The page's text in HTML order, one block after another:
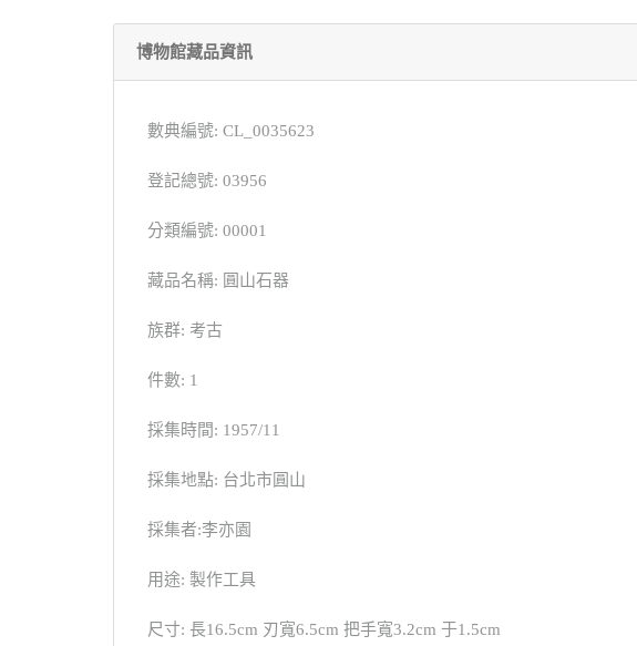
博物館藏品資訊
數典編號: CL_0035623
登記總號: 03956
分類編號: 00001
藏品名稱: 圓山石器
族群: 考古
件數: 1
採集時間: 1957/11
採集地點: 台北市圓山
採集者:李亦園
用途: 製作工具
尺寸: 長16.5cm 刃寬6.5cm 把手寬3.2cm 于1.5cm